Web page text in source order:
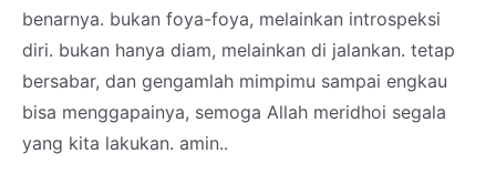
benarnya. bukan foya-foya, melainkan introspeksi
diri. bukan hanya diam, melainkan di jalankan. tetap
bersabar, dan gengamlah mimpimu sampai engkau
bisa menggapainya, semoga Allah meridhoi segala
yang kita lakukan. amin..